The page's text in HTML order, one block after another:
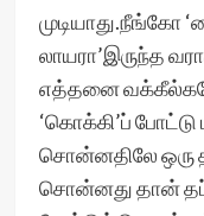
முடியாது.நீங்கோ
லாயரா’இருந்த
எத்தனை
‘கொக்கி’ப்
சொன்னதிலே ஒரு
சொன்னது தான்